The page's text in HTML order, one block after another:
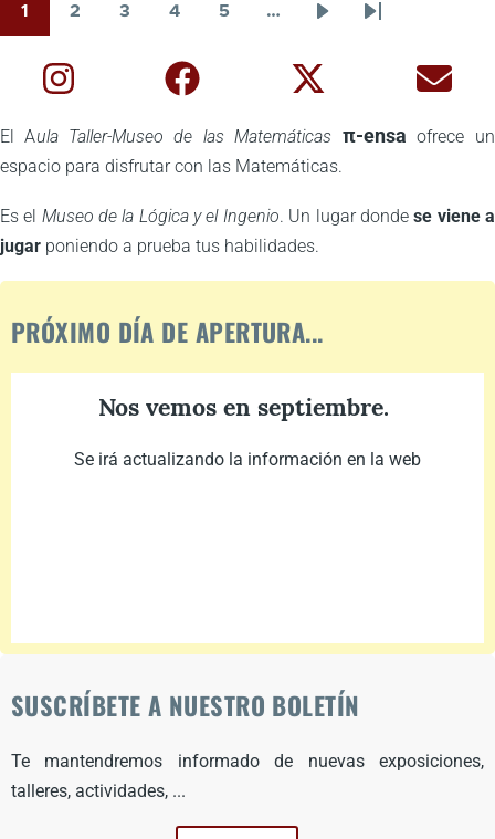
Paginación
1
2
3
4
5
…
SiguienteÚltima
El Aula Taller-Museo de las Matemáticas π-ensa ofrece un
espacio para disfrutar con las Matemáticas.
Es el Museo de la Lógica y el Ingenio. Un lugar dondese viene a
jugar poniendo a prueba tus habilidades.
PRÓXIMO DÍA DE APERTURA...
Nos vemos en septiembre.
Se irá actualizando la información en la web
SUSCRÍBETE A NUESTRO BOLETÍN
Te mantendremos informado de nuevas exposiciones,
talleres, actividades, ...